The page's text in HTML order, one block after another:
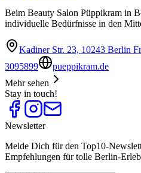
Beim Beauty Salon Püppikram in
individuelle Bedürfnisse in den
Kadiner Str. 23, 10243 Berlin
3095899
pueppikram.de
Mehr sehen
Stay in touch!
Newsletter
Melde Dich für den Top10-
Empfehlungen für tolle Berlin-